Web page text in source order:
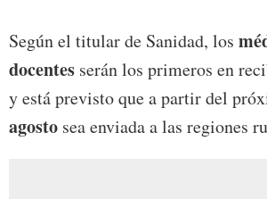
Según el titular de Sanidad, los
docentes serán los primeros en
y está previsto que a partir del
agosto sea enviada a las regiones